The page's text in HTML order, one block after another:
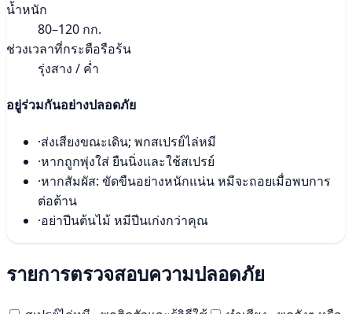
น้ำหนัก
80–120 กก.
ช่วงเวลาที่กระตือรือร้น
รุ่งสาง / ค่ำ
อยู่ร่วมกันอย่างปลอดภัย
·ส่งเสียงขณะเดิน; พกสเปรย์ไล่หมี
·หากถูกพุ่งใส่ ยืนนิ่งและใช้สเปรย์
·หากสัมผัส: ขัดขืนอย่างหนักแน่น หมีจะถอยเมื่อพบการ
ต่อต้าน
·อย่าปีนต้นไม้ หมีปีนเก่งกว่าคุณ
รายการตรวจสอบความปลอดภัย